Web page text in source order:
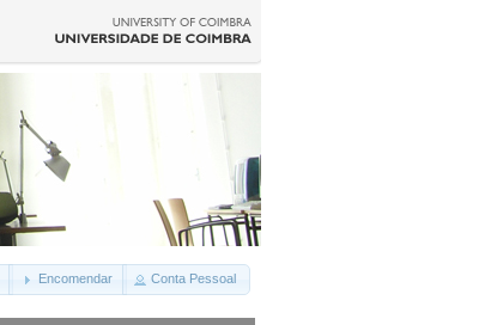
Encomendar Conta Pessoal